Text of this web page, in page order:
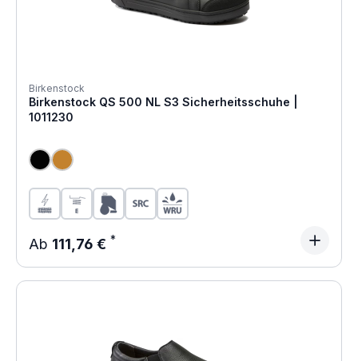
Birkenstock
Birkenstock QS 500 NL S3 Sicherheitsschuhe |
1011230
Regulärer Preis:
Ab 111,76 €